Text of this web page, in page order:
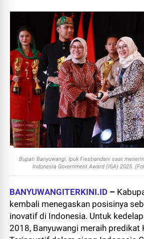
Bupati Banyuwangi, Ipuk Fiestiandani saat
Indonesia Government Award (IGA) 2025.
BANYUWANGITERKINI.ID –
kembali menegaskan posisinya
inovatif di Indonesia. Untuk
2018, Banyuwangi meraih predikat